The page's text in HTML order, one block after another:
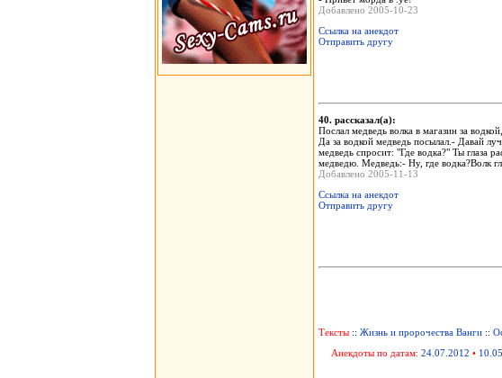
Добавлено 2005-10-23
Ссылка на анекдот
Отправить другу
40. рассказал(а):
Послал медведь волка в магазин за
Да за водкой медведь посылал.- Давай
медведь спросит: "Где водка?" Ты глаза
медведю. Медведь:- Ну, где водка?Волк
Добавлено 2005-11-13
Ссылка на анекдот
Отправить другу
Тексты :: Жизнь и пророчества Ванги ::
Анекдоты по датам: 24.07.2012 •